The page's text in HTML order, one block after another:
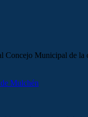
Concejo Municipal de la
Mulchén